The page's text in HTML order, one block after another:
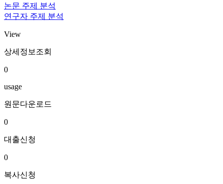
논문 주제 분석
연구자 주제 분석
View
상세정보조회
0
usage
원문다운로드
0
대출신청
0
복사신청